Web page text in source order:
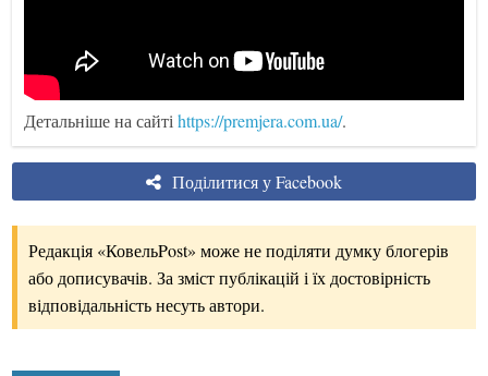
Детальніше на сайтіhttps://premjera.com.ua/.
Поділитися у Facebook
Редакція «КовельPost» може не поділяти думку блогерів
або дописувачів. За зміст публікацій і їх достовірність
відповідальність несуть автори.